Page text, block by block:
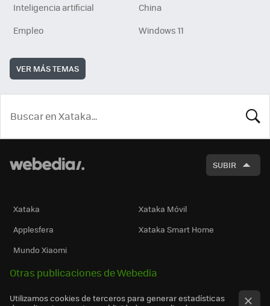
Inteligencia artificial
China
Empleo
Windows 11
VER MÁS TEMAS
SUBIR
Xataka
Xataka Móvil
Applesfera
Xataka Smart Home
Mundo Xiaomi
Otras publicaciones de Webedia
Utilizamos cookies de terceros para generar estadísticas